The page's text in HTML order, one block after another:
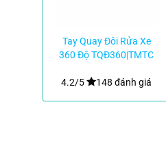
Tay Quay Đôi Rửa Xe
360 Độ TQĐ360|TMTC
4.2/5 148 đánh giá